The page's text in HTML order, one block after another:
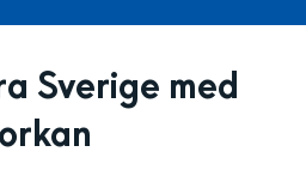
Sverige med